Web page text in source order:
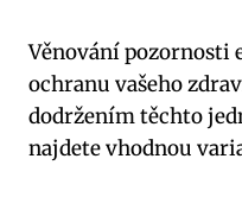
Věnování pozornosti
ochranu vašeho
dodržením těchto
najdete vhodnou